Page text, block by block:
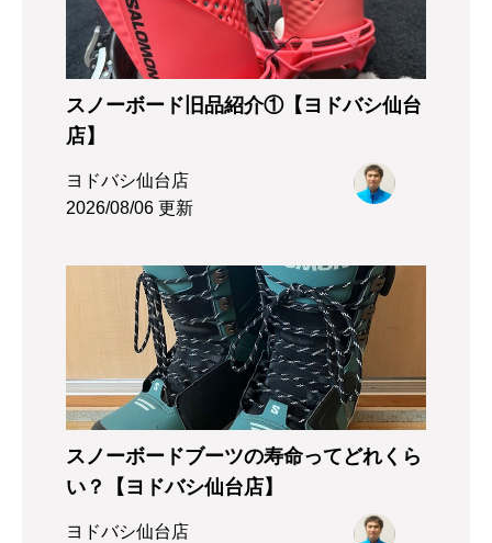
スノーボード旧品紹介①【ヨドバシ仙台
店】
ヨドバシ仙台店
2026/08/06 更新
スノーボードブーツの寿命ってどれくら
い？【ヨドバシ仙台店】
ヨドバシ仙台店